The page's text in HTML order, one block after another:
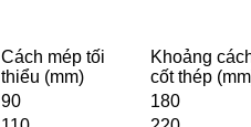
Cách mép tối
thiểu (mm)
Khoảng
cốt thép
90 180